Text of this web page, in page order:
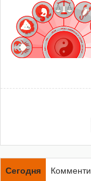
Сегодня